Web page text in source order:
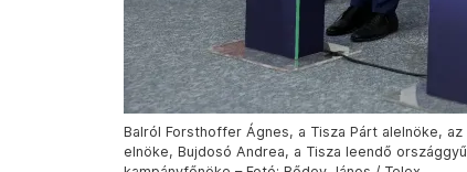
Balról Forsthoffer Ágnes, a Tisza Párt alelnöke,
elnöke, Bujdosó Andrea, a Tisza leendő